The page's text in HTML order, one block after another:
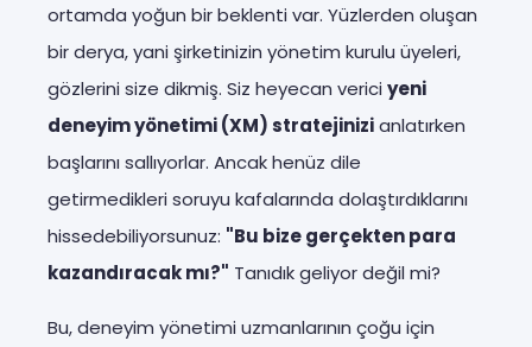
ortamda yoğun bir beklenti var. Yüzlerden oluşan
bir derya, yani şirketinizin yönetim kurulu üyeleri,
gözlerini size dikmiş. Siz heyecan verici yeni
deneyim yönetimi (XM) stratejinizianlatırken
başlarını sallıyorlar. Ancak henüz dile
getirmedikleri soruyu kafalarında dolaştırdıklarını
hissedebiliyorsunuz: "Bu bize gerçekten para
kazandıracak mı?" Tanıdık geliyor değil mi?
Bu, deneyim yönetimi uzmanlarının çoğu için